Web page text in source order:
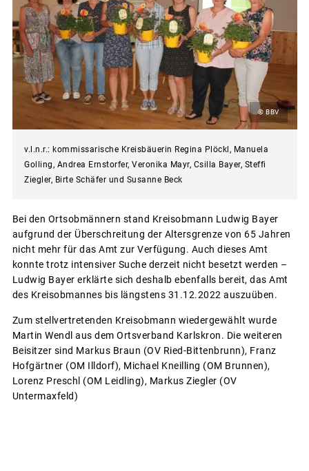
© BBV
v.l.n.r.: kommissarische Kreisbäuerin Regina Plöckl, Manuela
Golling, Andrea Ernstorfer, Veronika Mayr, Csilla Bayer, Steffi
Ziegler, Birte Schäfer und Susanne Beck
Bei den Ortsobmännern stand Kreisobmann Ludwig Bayer
aufgrund der Überschreitung der Altersgrenze von 65 Jahren
nicht mehr für das Amt zur Verfügung. Auch dieses Amt
konnte trotz intensiver Suche derzeit nicht besetzt werden –
Ludwig Bayer erklärte sich deshalb ebenfalls bereit, das Amt
des Kreisobmannes bis längstens 31.12.2022 auszuüben.
Zum stellvertretenden Kreisobmann wiedergewählt wurde
Martin Wendl aus dem Ortsverband Karlskron. Die weiteren
Beisitzer sind Markus Braun (OV Ried-Bittenbrunn), Franz
Hofgärtner (OM Illdorf), Michael Kneilling (OM Brunnen),
Lorenz Preschl (OM Leidling), Markus Ziegler (OV
Untermaxfeld)